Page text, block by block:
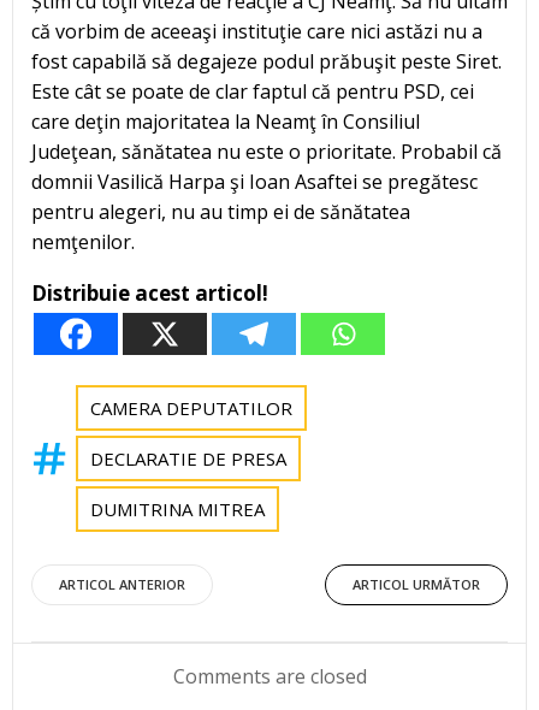
că vorbim de aceeaşi instituţie care nici astăzi nu a
fost capabilă să degajeze podul prăbuşit peste Siret.
Este cât se poate de clar faptul că pentru PSD, cei
care deţin majoritatea la Neamţ în Consiliul
Judeţean, sănătatea nu este o prioritate. Probabil că
domnii Vasilică Harpa şi Ioan Asaftei se pregătesc
pentru alegeri, nu au timp ei de sănătatea
nemţenilor.
Distribuie acest articol!
CAMERA DEPUTATILOR
DECLARATIE DE PRESA
DUMITRINA MITREA
Post
navigation
ARTICOL ANTERIOR
Post
navigation
ARTICOL URMĂTOR
Comments are closed